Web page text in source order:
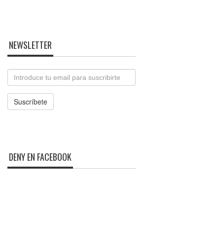
NEWSLETTER
Email
Suscríbete
DENY EN FACEBOOK